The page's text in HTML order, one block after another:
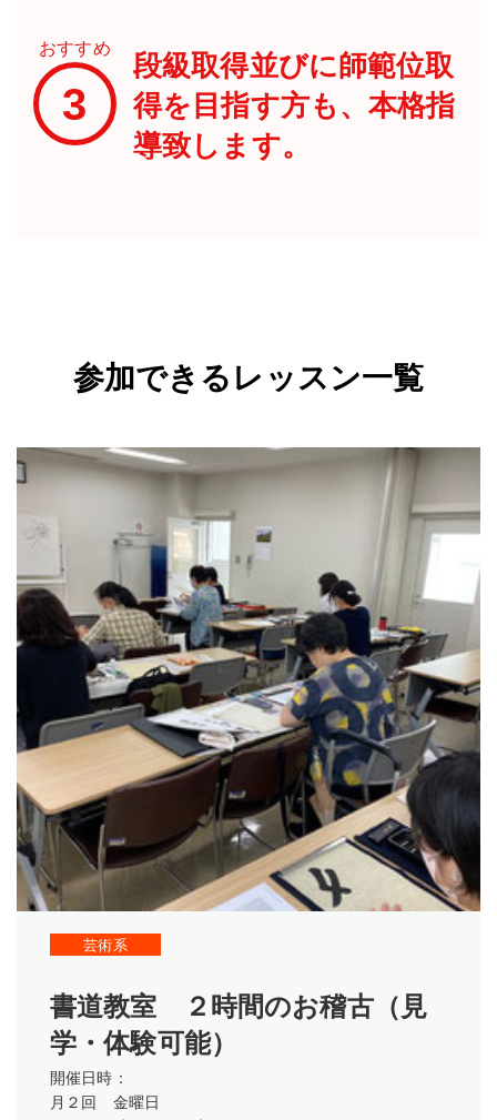
おすすめ
3
段級取得並びに師範位取
得を目指す方も、本格指
導致します。
参加できるレッスン一覧
芸術系
書道教室 ２時間のお稽古（見
学・体験可能）
開催日時：
月２回 金曜日